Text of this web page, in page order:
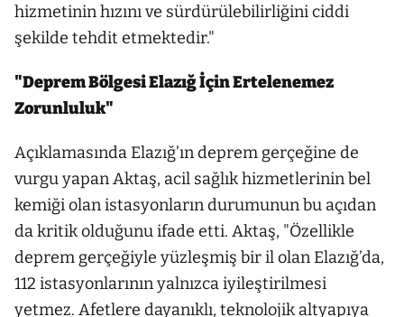
hizmetinin hızını ve sürdürülebilirliğini ciddi
şekilde tehdit etmektedir."
"Deprem Bölgesi Elazığ İçin Ertelenemez
Zorunluluk"
Açıklamasında Elazığ’ın deprem gerçeğine de
vurgu yapan Aktaş, acil sağlık hizmetlerinin bel
kemiği olan istasyonların durumunun bu açıdan
da kritik olduğunu ifade etti. Aktaş, "Özellikle
deprem gerçeğiyle yüzleşmiş bir il olan Elazığ’da,
112 istasyonlarının yalnızca iyileştirilmesi
yetmez. Afetlere dayanıklı, teknolojik altyapıya